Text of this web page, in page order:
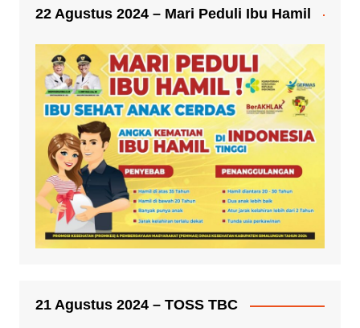
22 Agustus 2024 – Mari Peduli Ibu Hamil
21 Agustus 2024 – TOSS TBC